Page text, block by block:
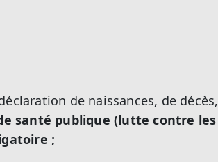
de naissances, de décès,
santé publique (lutte contre les
;